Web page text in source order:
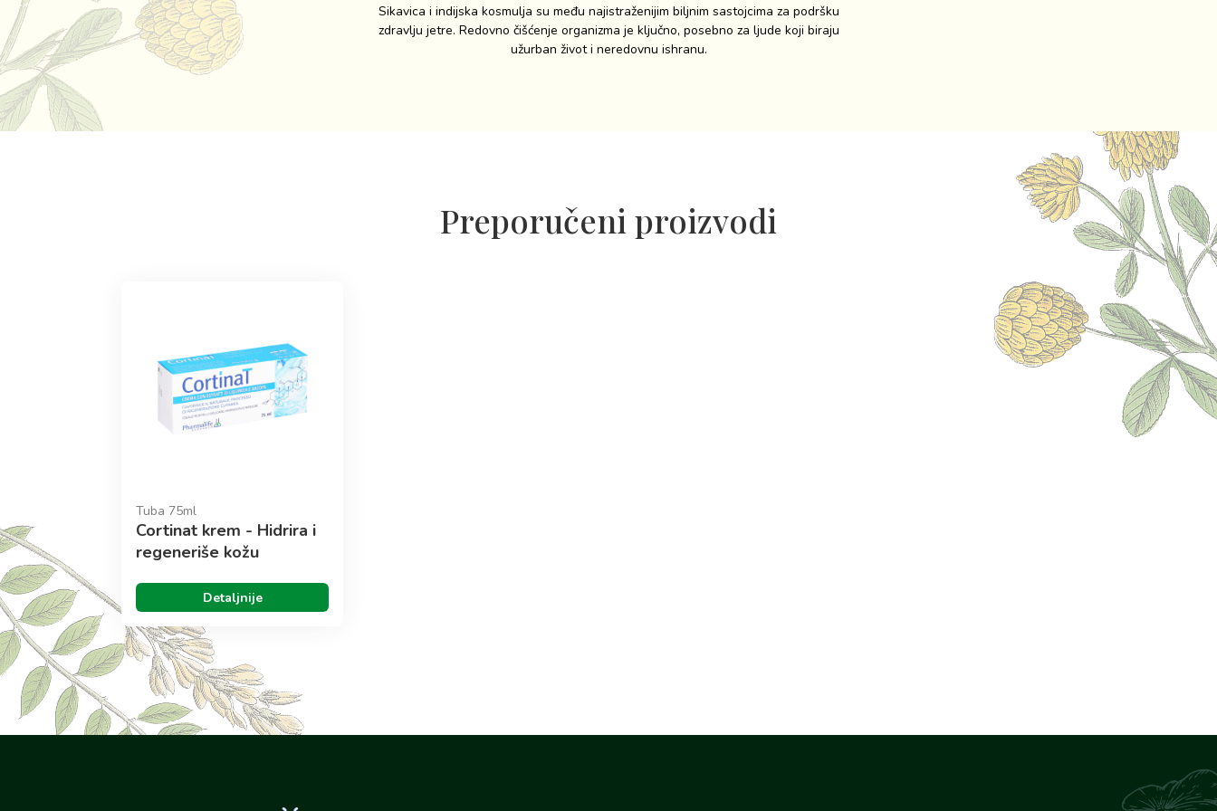
Sikavica i indijska kosmulja su među najistraženijim biljnim sastojcima za podršku
zdravlju jetre. Redovno čišćenje organizma je ključno, posebno za ljude koji biraju
užurban život i neredovnu ishranu.
Preporučeni proizvodi
Tuba 75ml
Cortinat krem - Hidrira i
regeneriše kožu
Detaljnije